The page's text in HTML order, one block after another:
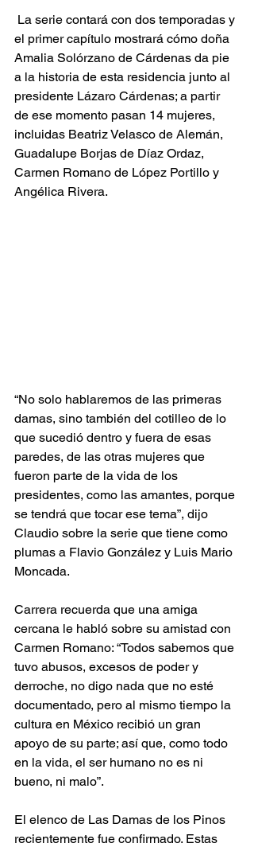
el primer capítulo mostrará cómo doña
Amalia Solórzano de Cárdenas da pie
a la historia de esta residencia junto al
presidente Lázaro Cárdenas; a partir
de ese momento pasan 14 mujeres,
incluidas Beatriz Velasco de Alemán,
Guadalupe Borjas de Díaz Ordaz,
Carmen Romano de López Portillo y
Angélica Rivera.
“No solo hablaremos de las primeras
damas, sino también del cotilleo de lo
que sucedió dentro y fuera de esas
paredes, de las otras mujeres que
fueron parte de la vida de los
presidentes, como las amantes, porque
se tendrá que tocar ese tema”, dijo
Claudio sobre la serie que tiene como
plumas a Flavio González y Luis Mario
Moncada.
Carrera recuerda que una amiga
cercana le habló sobre su amistad con
Carmen Romano: “Todos sabemos que
tuvo abusos, excesos de poder y
derroche, no digo nada que no esté
documentado, pero al mismo tiempo la
cultura en México recibió un gran
apoyo de su parte; así que, como todo
en la vida, el ser humano no es ni
bueno, ni malo”.
El elenco de Las Damas de los Pinos
recientemente fue confirmado. Estas